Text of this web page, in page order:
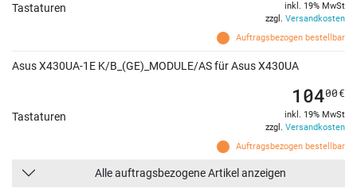
Tastaturen
Auftragsbezogen bestellbar
inkl. 19% MwSt
zzgl. Versandkosten
Asus X430UA-1E K/B_(GE)_MODULE/AS für Asus X430UA
Tastaturen
Auftragsbezogen bestellbar
10400€
inkl. 19% MwSt
zzgl. Versandkosten
Alle auftragsbezogene Artikel anzeigen